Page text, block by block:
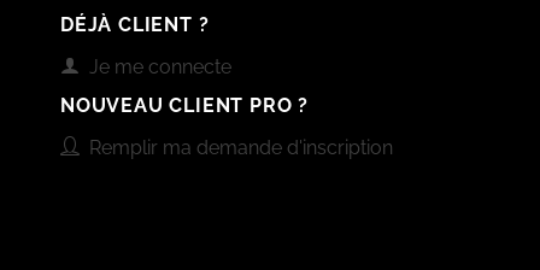
DÉJÀ CLIENT ?
Je me connecte
NOUVEAU CLIENT PRO ?
Remplir ma demande d'inscription